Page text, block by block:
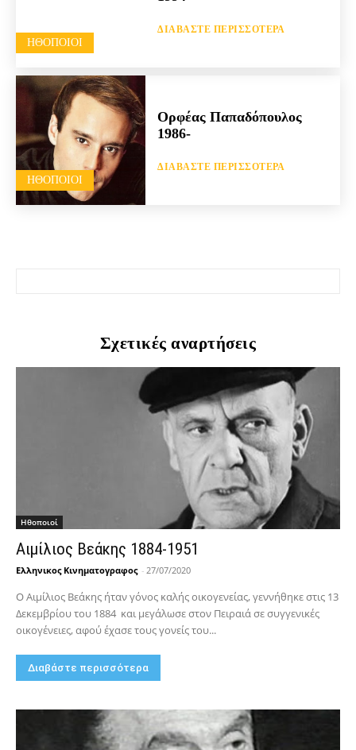
HΘΟΠΟΙΟΊ
ΔΙΑΒΆΣΤΕ ΠΕΡΙΣΣΌΤΕΡΑ
HΘΟΠΟΙΟΊ
Ορφέας Παπαδόπουλος
1986-
ΔΙΑΒΆΣΤΕ ΠΕΡΙΣΣΌΤΕΡΑ
Σχετικές αναρτήσεις
Hθοποιοί
Αιμίλιος Βεάκης 1884-1951
Ελληνικος Κινηματογραφος - 27/07/2020
Ο Αιμίλιος Βεάκης ήταν γόνος καλής οικογενείας, γεννήθηκε στις 13
Δεκεμβρίου του 1884 και μεγάλωσε στον Πειραιά σε συγγενικές
οικογένειες, αφού έχασε τους γονείς του...
Διαβάστε περισσότερα